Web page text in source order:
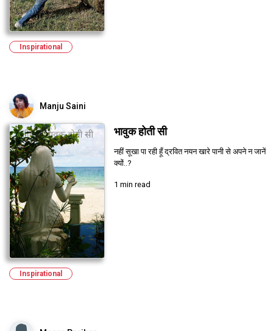
Inspirational
Manju Saini
भावुक होती सी
नहीं सूखा पा रही हूँ द्रवित नयन खारे पानी से अपने न जानें
क्यों..?
1 min read
Inspirational